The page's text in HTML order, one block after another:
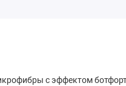
с эффектом